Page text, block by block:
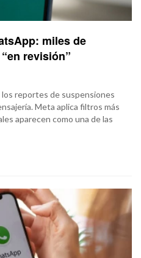
miles de
revisión”
reportes de suspensiones
Meta aplica filtros más
aparecen como una de las